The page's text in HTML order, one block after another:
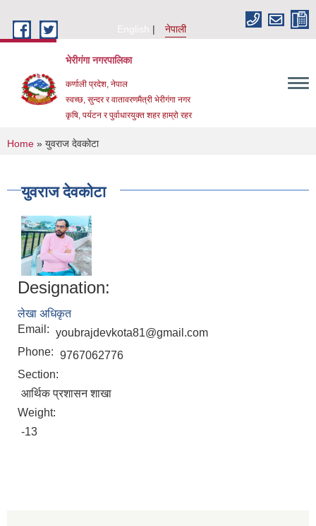
English
नेपाली
भेरीगंगा नगरपालिका
कर्णाली प्रदेश, नेपाल
स्वच्छ, सुन्दर र वातावरणमैत्री भेरीगंगा नगर
कृषि, पर्यटन र पुर्वाधारयुक्त शहर हाम्रो रहर
You are here
Home » युवराज देवकोटा
युवराज देवकोटा
Designation:
लेखा अधिकृत
Email: youbrajdevkota81@gmail.com
Phone: 9767062776
Section:
आर्थिक प्रशासन शाखा
Weight:
-13